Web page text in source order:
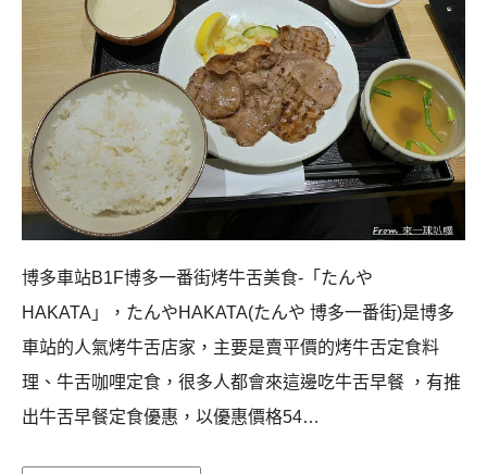
博多車站B1F博多一番街烤牛舌美食-「たんや
HAKATA」，たんやHAKATA(たんや 博多一番街)是博多
車站的人氣烤牛舌店家，主要是賣平價的烤牛舌定食料
理、牛舌咖哩定食，很多人都會來這邊吃牛舌早餐 ，有推
出牛舌早餐定食優惠，以優惠價格54…